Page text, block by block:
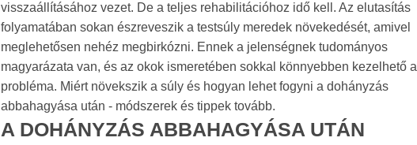
visszaállításához vezet. De a teljes rehabilitációhoz idő kell. Az elutasítás
folyamatában sokan észreveszik a testsúly meredek növekedését, amivel
meglehetősen nehéz megbirkózni. Ennek a jelenségnek tudományos
magyarázata van, és az okok ismeretében sokkal könnyebben kezelhető a
probléma. Miért növekszik a súly és hogyan lehet fogyni a dohányzás
abbahagyása után - módszerek és tippek tovább.
A DOHÁNYZÁS ABBAHAGYÁSA UTÁN